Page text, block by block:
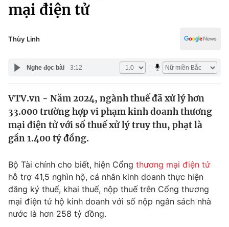
Xã hội
Pháp luật
Y tế
Thế giới
Tin tức
Thế giới đó đây
Câu chuyện quốc tế
Kinh tế
Thị trường
Góc doanh nghiệp
Dữ liệu và đời sống
Truyền hình
Phim VTV
Giải trí
Văn hóa - Giải trí
mại điện tử
Thùy Linh
Nghe đọc bài 3:12
VTV.vn - Năm 2024, ngành thuế đã xử lý hơn
33.000 trường hợp vi phạm kinh doanh thương
mại điện tử với số thuế xử lý truy thu, phạt là
gần 1.400 tỷ đồng.
Bộ Tài chính cho biết, hiện Cổng thương mại điện tử
hỗ trợ 41,5 nghìn hộ, cá nhân kinh doanh thực hiện
đăng ký thuế, khai thuế, nộp thuế trên Cổng thương
mại điện tử hộ kinh doanh với số nộp ngân sách nhà
nước là hơn 258 tỷ đồng.